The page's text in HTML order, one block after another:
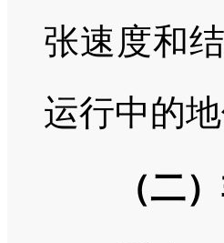
张速度和
运行中的
（二）